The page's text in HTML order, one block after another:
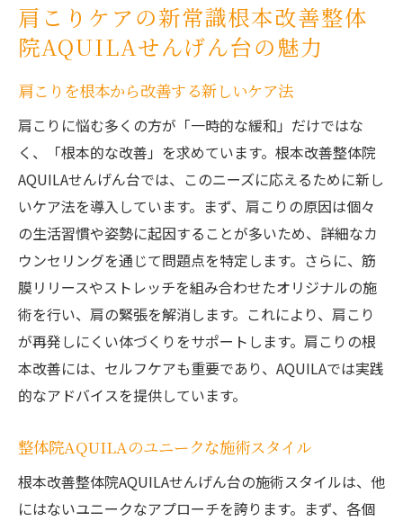
肩こりケアの新常識根本改善整体
院AQUILAせんげん台の魅力
肩こりを根本から改善する新しいケア法
肩こりに悩む多くの方が「一時的な緩和」だけではな
く、「根本的な改善」を求めています。根本改善整体院
AQUILAせんげん台では、このニーズに応えるために新し
いケア法を導入しています。まず、肩こりの原因は個々
の生活習慣や姿勢に起因することが多いため、詳細なカ
ウンセリングを通じて問題点を特定します。さらに、筋
膜リリースやストレッチを組み合わせたオリジナルの施
術を行い、肩の緊張を解消します。これにより、肩こり
が再発しにくい体づくりをサポートします。肩こりの根
本改善には、セルフケアも重要であり、AQUILAでは実践
的なアドバイスを提供しています。
整体院AQUILAのユニークな施術スタイル
根本改善整体院AQUILAせんげん台の施術スタイルは、他
にはないユニークなアプローチを誇ります。まず、各個